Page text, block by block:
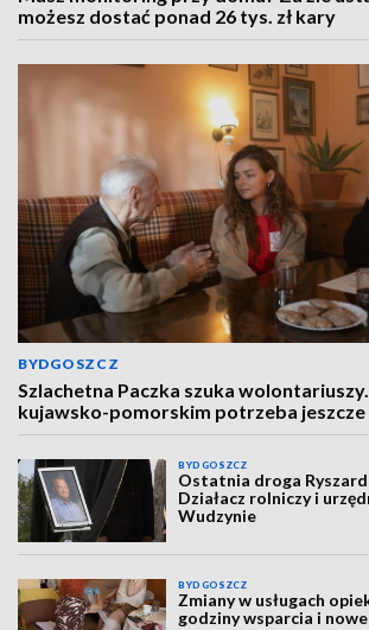
możesz dostać ponad 26 tys. zł kary
BYDGOSZCZ
Szlachetna Paczka szuka
kujawsko-pomorskim potrzeba jeszcze
BYDGOSZCZ
Ostatnia droga
Działacz rolniczy i
Wudzynie
BYDGOSZCZ
Zmiany w usługach
godziny wsparcia i